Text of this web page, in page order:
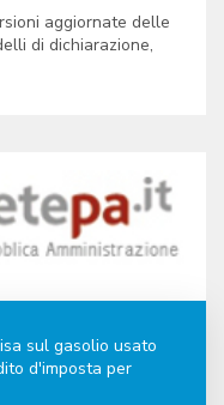
aggiornate delle
di dichiarazione,
sul gasolio usato
d'imposta per